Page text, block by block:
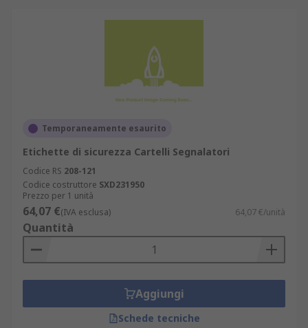
Temporaneamente esaurito
Etichette di sicurezza Cartelli Segnalatori
Codice RS 208-121
Codice costruttore SXD231950
Prezzo per 1 unità
64,07 €(IVA esclusa) 64,07 €/unità
Quantità
Aggiungi
Schede tecniche